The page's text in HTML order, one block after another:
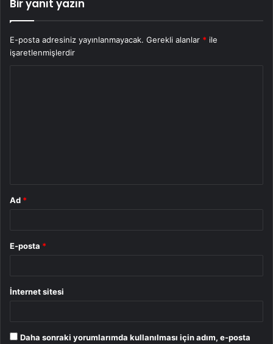
Bir yanıt yazın
E-posta adresiniz yayınlanmayacak. Gerekli alanlar * ile
işaretlenmişlerdir
Ad *
E-posta *
İnternet sitesi
Daha sonraki yorumlarımda kullanılması için adım, e-posta